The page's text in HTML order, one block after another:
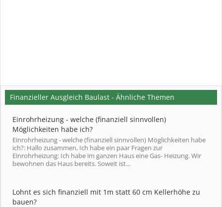
Finanzieller Ausgleich Baulast - Ähnliche Themen
Einrohrheizung - welche (finanziell sinnvollen)
Möglichkeiten habe ich?
Einrohrheizung - welche (finanziell sinnvollen) Möglichkeiten habe
ich?: Hallo zusammen, Ich habe ein paar Fragen zur
Einrohrheizung: Ich habe im ganzen Haus eine Gas- Heizung. Wir
bewohnen das Haus bereits. Soweit ist...
Lohnt es sich finanziell mit 1m statt 60 cm Kellerhöhe zu
bauen?